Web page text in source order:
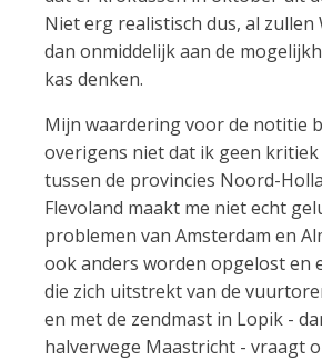
Niet erg realistisch dus, al zullen
dan onmiddelijk aan de
kas denken.
Mijn waardering voor de notitie
overigens niet dat ik geen kritiek
tussen de provincies Noord-
Flevoland maakt me niet echt
problemen van Amsterdam en
ook anders worden opgelost en
die zich uitstrekt van de
en met de zendmast in Lopik -
halverwege Maastricht - vraagt